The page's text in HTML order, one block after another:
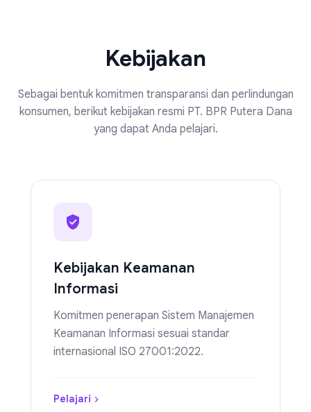
Kebijakan
Sebagai bentuk komitmen transparansi dan perlindungan
konsumen, berikut kebijakan resmi PT. BPR Putera Dana
yang dapat Anda pelajari.
Kebijakan Keamanan
Informasi
Komitmen penerapan Sistem Manajemen
Keamanan Informasi sesuai standar
internasional ISO 27001:2022.
Pelajari